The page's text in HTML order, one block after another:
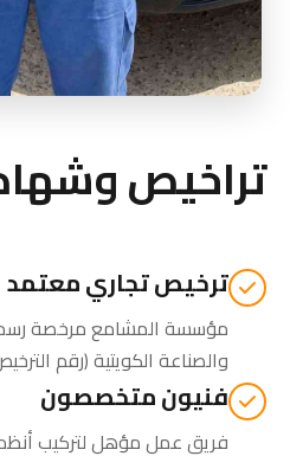
تراخيص
ترخيص تجاري معتمد
مؤسسة المشامع مرخصة
والصناعة الكويتية(رقم الترخيص: 2017/
فنيون متخصصون
فريق عمل مؤهل لتركيب أنظمة